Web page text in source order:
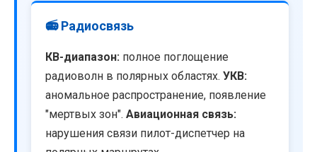
📻 Радиосвязь
КВ-диапазон: полное поглощение
радиоволн в полярных областях. УКВ:
аномальное распространение, появление
"мертвых зон". Авиационная связь:
нарушения связи пилот-диспетчер на